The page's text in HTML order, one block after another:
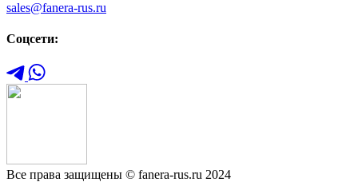
sales@fanera-rus.ru
Соцсети:
Все права защищены © fanera-rus.ru 2024